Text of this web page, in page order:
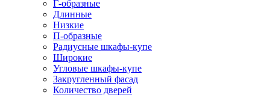
Г-образные
Длинные
Низкие
П-образные
Радиусные шкафы-купе
Широкие
Угловые шкафы-купе
Закругленный фасад
Количество дверей